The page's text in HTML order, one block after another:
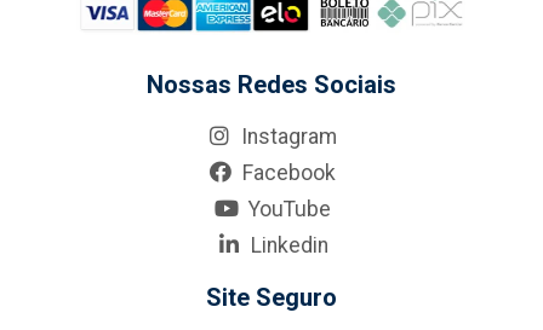
Nossas Redes Sociais
Instagram
Facebook
YouTube
Linkedin
Site Seguro